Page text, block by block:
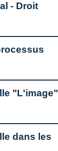
- Droit
"L'image"
dans les